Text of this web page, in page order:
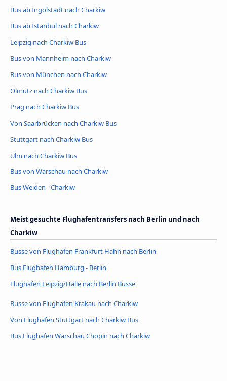
Bus ab Ingolstadt nach Charkiw
Bus ab Istanbul nach Charkiw
Leipzig nach Charkiw Bus
Bus von Mannheim nach Charkiw
Bus von München nach Charkiw
Olmütz nach Charkiw Bus
Prag nach Charkiw Bus
Von Saarbrücken nach Charkiw Bus
Stuttgart nach Charkiw Bus
Ulm nach Charkiw Bus
Bus von Warschau nach Charkiw
Bus Weiden - Charkiw
Meist gesuchte Flughafentransfers nach Berlin und nach
Charkiw
Busse von Flughafen Frankfurt Hahn nach Berlin
Bus Flughafen Hamburg - Berlin
Flughafen Leipzig/Halle nach Berlin Busse
Busse von Flughafen Krakau nach Charkiw
Von Flughafen Stuttgart nach Charkiw Bus
Bus Flughafen Warschau Chopin nach Charkiw